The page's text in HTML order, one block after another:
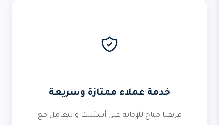
خدمة عملاء ممتازة وسريعة
فريقنا متاح للإجابة على أسئلتك والتعامل مع